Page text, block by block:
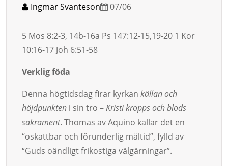
Ingmar Svanteson 07/06
5 Mos 8:2-3, 14b-16a Ps 147:12-15,19-20 1 Kor
10:16-17 Joh 6:51-58
Verklig föda
Denna högtidsdag firar kyrkan källan och
höjdpunkten i sin tro –Kristi kropps och blods
sakrament. Thomas av Aq­uino kallar det en
“oskattbar och förunderlig måltid”, fylld av
“Guds oändligt frikos­tiga välgärningar”.